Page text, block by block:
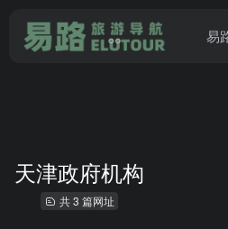
易
天津政府机构
共 3 篇网址